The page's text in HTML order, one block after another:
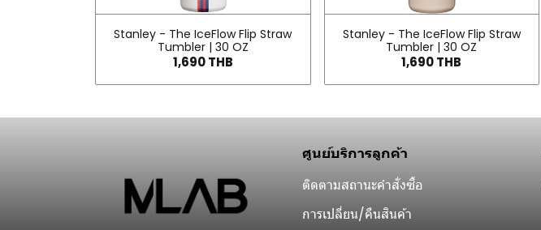
Stanley - The IceFlow Flip Straw
Tumbler | 30 OZ
1,690 THB
Stanley - The IceFlow Flip Straw
Tumbler | 30 OZ
1,690 THB
ศูนย์บริการลูกค้า
ติดตามสถานะคำสั่งซื้อ
การเปลี่ยน/คืนสินค้า